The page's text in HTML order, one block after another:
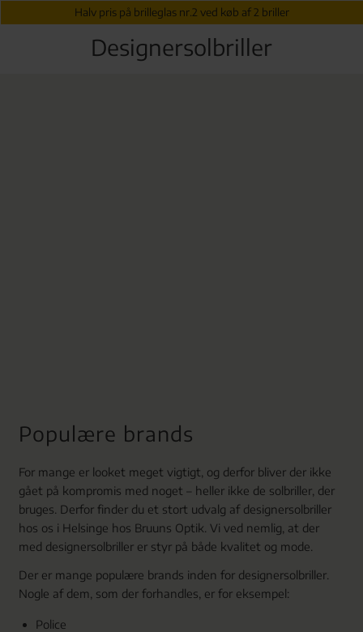
Halv pris på brilleglas nr.2 ved køb af 2 briller
Designersolbriller
Populære brands
For mange er looket meget vigtigt, og derfor bliver der ikke
gået på kompromis med noget – heller ikke de solbriller, der
bruges. Derfor finder du et stort udvalg af designersolbriller
hos os i Helsinge hos Bruuns Optik. Vi ved nemlig, at der
med designersolbriller er styr på både kvalitet og mode.
Der er mange populære brands inden for designersolbriller.
Nogle af dem, som der forhandles, er for eksempel:
Police